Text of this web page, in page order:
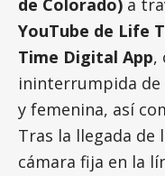
de Colorado) a
YouTube de Life
Time Digital App,
ininterrumpida de
y femenina, así
Tras la llegada de
cámara fija en la